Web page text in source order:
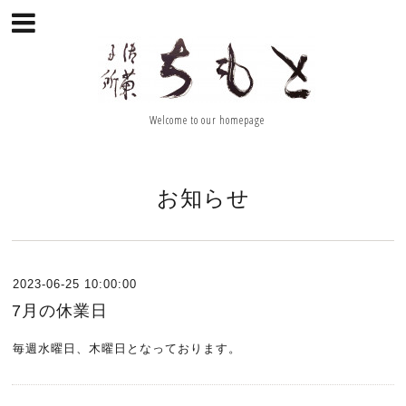
Welcome to our homepage
お知らせ
2023-06-25 10:00:00
7月の休業日
毎週水曜日、木曜日となっております。